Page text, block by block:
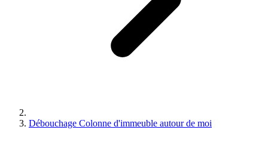
Débouchage Colonne d'immeuble autour de moi